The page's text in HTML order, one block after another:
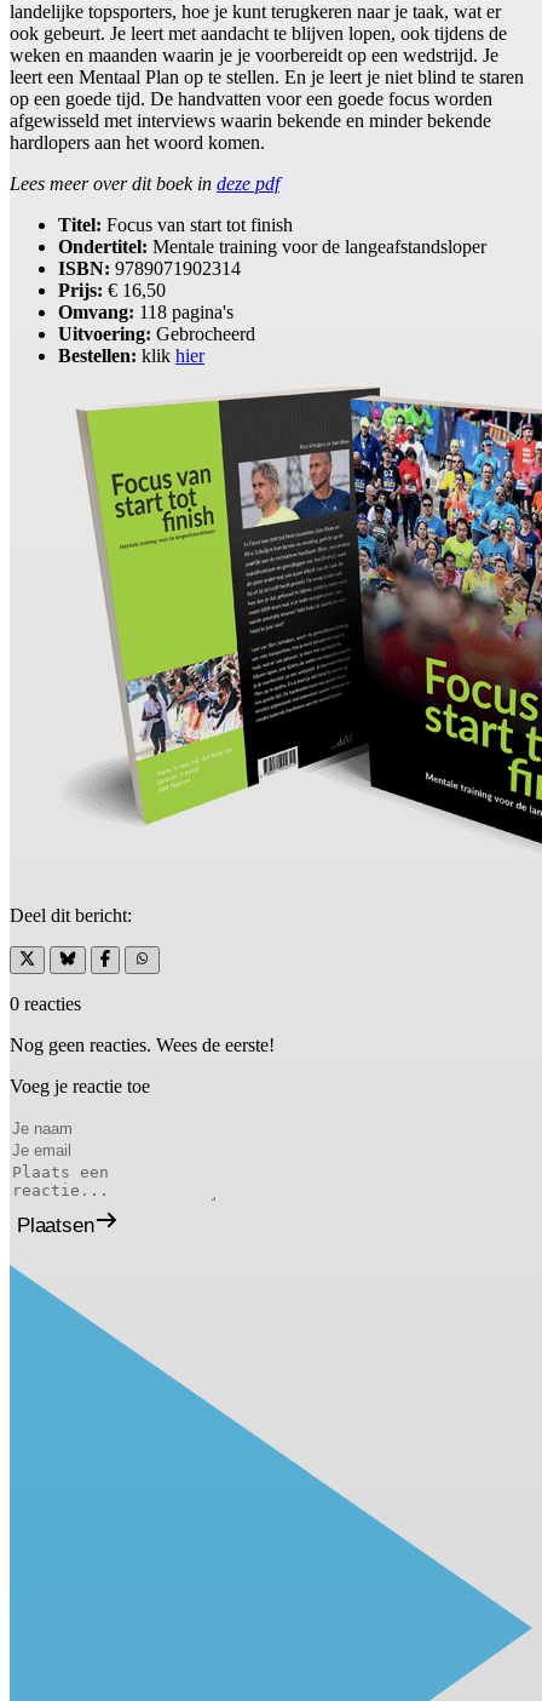
landelijke topsporters, hoe je kunt terugkeren naar je taak, wat er
ook gebeurt. Je leert met aandacht te blijven lopen, ook tijdens de
weken en maanden waarin je je voorbereidt op een wedstrijd. Je
leert een Mentaal Plan op te stellen. En je leert je niet blind te staren
op een goede tijd. De handvatten voor een goede focus worden
afgewisseld met interviews waarin bekende en minder bekende
hardlopers aan het woord komen.
Lees meer over dit boek in deze pdf
Titel: Focus van start tot finish
Ondertitel: Mentale training voor de langeafstandsloper
ISBN: 9789071902314
Prijs: € 16,50
Omvang: 118 pagina's
Uitvoering: Gebrocheerd
Bestellen: klik hier
Deel dit bericht:
0 reacties
Nog geen reacties. Wees de eerste!
Voeg je reactie toe
Plaatsen